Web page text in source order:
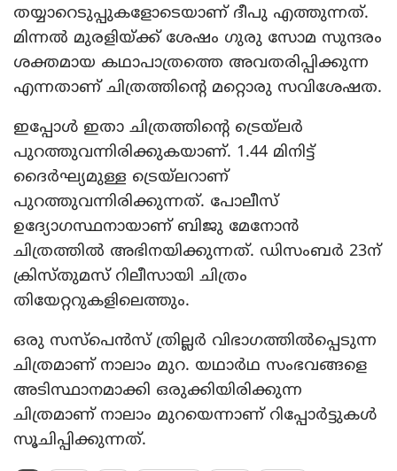
തയ്യാറെടുപ്പുകളോടെയാണ് ദീപു എത്തുന്നത്.
മിന്നല്‍ മുരളിയ്ക്ക് ശേഷം ഗുരു സോമ സുന്ദരം
ശക്തമായ കഥാപാത്രത്തെ അവതരിപ്പിക്കുന്ന
എന്നതാണ് ചിത്രത്തിന്റെ മറ്റൊരു സവിശേഷത.
ഇപ്പോള്‍ ഇതാ ചിത്രത്തിന്റെ ട്രെയ്‌ലര്‍
പുറത്തുവന്നിരിക്കുകയാണ്. 1.44 മിനിട്ട്
ദൈര്‍ഘ്യമുള്ള ട്രെയ്‌ലറാണ്
പുറത്തുവന്നിരിക്കുന്നത്. പോലീസ്
ഉദ്യോഗസ്ഥനായാണ് ബിജു മേനോന്‍
ചിത്രത്തില്‍ അഭിനയിക്കുന്നത്. ഡിസംബര്‍ 23ന്
ക്രിസ്തുമസ് റിലീസായി ചിത്രം
തിയേറ്ററുകളിലെത്തും.
ഒരു സസ്‌പെന്‍സ് ത്രില്ലര്‍ വിഭാഗത്തില്‍പ്പെടുന്ന
ചിത്രമാണ് നാലാം മുറ. യഥാര്‍ഥ സംഭവങ്ങളെ
അടിസ്ഥാനമാക്കി ഒരുക്കിയിരിക്കുന്ന
ചിത്രമാണ് നാലാം മുറയെന്നാണ് റിപ്പോര്‍ട്ടുകള്‍
സൂചിപ്പിക്കുന്നത്.